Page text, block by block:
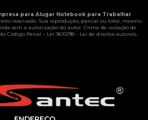
para Alugar Notebook para Trabalhar
reservado. Sua reprodução, parcial ou total, mesmo
sem a autorização do autor. Crime de violação de
Código Penal – Lei 9610/98 - Lei de direitos autorais.